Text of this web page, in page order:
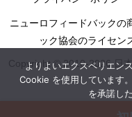
ニューロフィードバックの
ック協会のライセン
Copyright © 2010-2026 日
よりよいエクスペリエン
Cookie を使用しています
を承諾し